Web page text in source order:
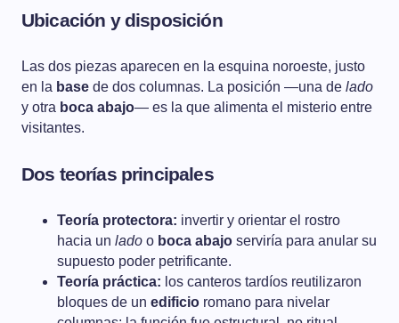
Ubicación y disposición
Las dos piezas aparecen en la esquina noroeste, justo
en la base de dos columnas. La posición —una de lado
y otra boca abajo— es la que alimenta el misterio entre
visitantes.
Dos teorías principales
Teoría protectora: invertir y orientar el rostro
hacia un lado o boca abajo serviría para anular su
supuesto poder petrificante.
Teoría práctica: los canteros tardíos reutilizaron
bloques de un edificio romano para nivelar